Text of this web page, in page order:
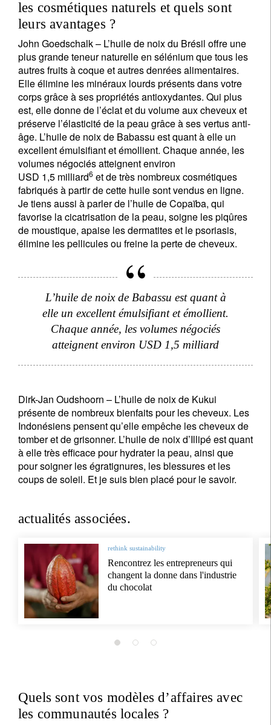
les cosmétiques naturels et quels sont
leurs avantages ?
John Goedschalk – L’huile de noix du Brésil offre une
plus grande teneur naturelle en sélénium que tous les
autres fruits à coque et autres denrées alimentaires.
Elle élimine les minéraux lourds présents dans votre
corps grâce à ses propriétés antioxydantes. Qui plus
est, elle donne de l’éclat et du volume aux cheveux et
préserve l’élasticité de la peau grâce à ses vertus anti-
âge. L’huile de noix de Babassu est quant à elle un
excellent émulsifiant et émollient. Chaque année, les
volumes négociés atteignent environ
USD 1,5 milliard6 et de très nombreux cosmétiques
fabriqués à partir de cette huile sont vendus en ligne.
Je tiens aussi à parler de l’huile de Copaïba, qui
favorise la cicatrisation de la peau, soigne les piqûres
de moustique, apaise les dermatites et le psoriasis,
élimine les pellicules ou freine la perte de cheveux.
L’huile de noix de Babassu est quant à
elle un excellent émulsifiant et émollient.
Chaque année, les volumes négociés
atteignent environ USD 1,5 milliard
Dirk-Jan Oudshoorn – L’huile de noix de Kukui
présente de nombreux bienfaits pour les cheveux. Les
Indonésiens pensent qu’elle empêche les cheveux de
tomber et de grisonner. L’huile de noix d’Illipé est quant
à elle très efficace pour hydrater la peau, ainsi que
pour soigner les égratignures, les blessures et les
coups de soleil. Et je suis bien placé pour le savoir.
actualités associées.
rethink sustainability
Rencontrez les entrepreneurs qui
changent la donne dans l'industrie
du chocolat
Quels sont vos modèles d’affaires avec
les communautés locales ?